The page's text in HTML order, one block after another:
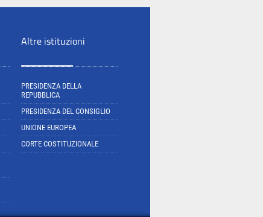
Altre istituzioni
PRESIDENZA DELLA
REPUBBLICA
PRESIDENZA DEL CONSIGLIO
UNIONE EUROPEA
CORTE COSTITUZIONALE